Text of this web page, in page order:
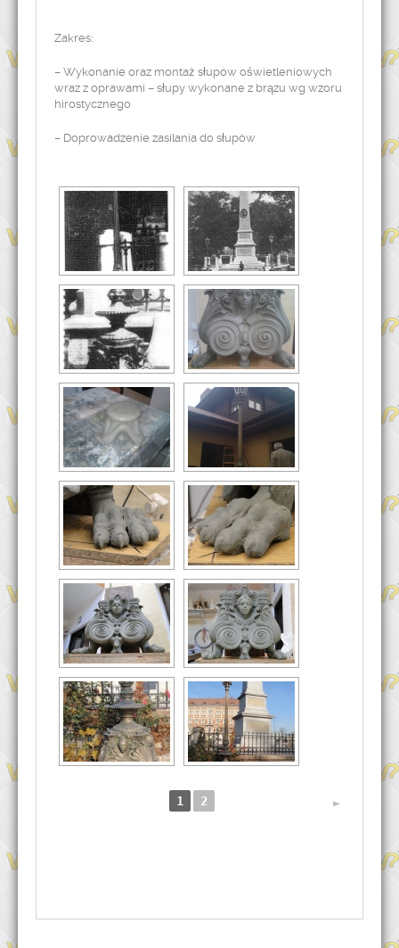
Zakres:
– Wykonanie oraz montaż słupów oświetleniowych
wraz z oprawami – słupy wykonane z brązu wg wzoru
hirostycznego
– Doprowadzenie zasilania do słupów
1 2 ►